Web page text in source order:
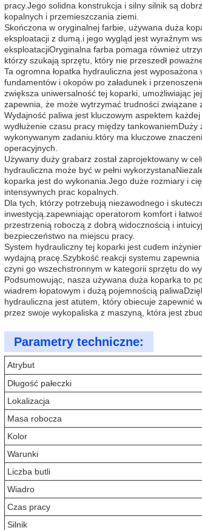
pracy.Jego solidna konstrukcja i silny silnik są
kopalnych i przemieszczania ziemi.
Skończona w oryginalnej farbie, używana duża
eksploatacji z dumą.i jego wygląd jest wyraźnym
eksploatacjiOryginalna farba pomaga również
którzy szukają sprzętu, który nie przeszedł
Ta ogromna łopatka hydrauliczna jest
fundamentów i okopów po załadunek i
zwiększa uniwersalność tej koparki, umożliwiając
zapewnia, że może wytrzymać trudności związane
Wydajność paliwa jest kluczowym aspektem
wydłużenie czasu pracy między
wykonywanym zadaniu.który ma kluczowe
operacyjnych.
Używany duży grabarz został zaprojektowany w
hydrauliczna może być w pełni
koparka jest do wykonania.Jego duże rozmiary i
intensywnych prac kopalnych.
Dla tych, którzy potrzebują niezawodnego i
inwestycją.zapewniając operatorom komfort i
przestrzenią roboczą z dobrą widocznością i
bezpieczeństwo na miejscu pracy.
System hydrauliczny tej koparki jest cudem
wydajną pracę.Szybkość reakcji systemu
czyni go wszechstronnym w kategorii sprzętu do
Podsumowując, nasza używana duża koparka to
wiadrem łopatowym i dużą pojemnością
hydrauliczna jest atutem, który obiecuje zapewnić
przez swoje wykopaliska z maszyną, która jest
Parametry techniczne:
Atrybut
Długość pałeczki
Lokalizacja
Masa robocza
Kolor
Warunki
Liczba butli
Wiadro
Czas pracy
Silnik